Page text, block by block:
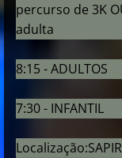
percurso de 3K
adulta
8:15 - ADULTOS
7:30 - INFANTIL